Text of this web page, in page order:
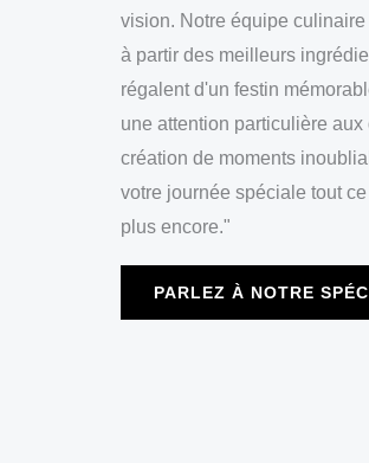
vision. Notre équipe
à partir des meilleurs
régalent d'un festin
une attention particulière
création de moments
votre journée spéciale tout
plus encore."
PARLEZ À NOTRE